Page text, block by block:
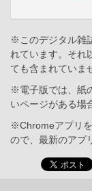
※このデジタル雑
れています。それ
ても含まれていま
※電子版では、紙
いページがある場
※Chromeアプリ
ので、最新のアプ